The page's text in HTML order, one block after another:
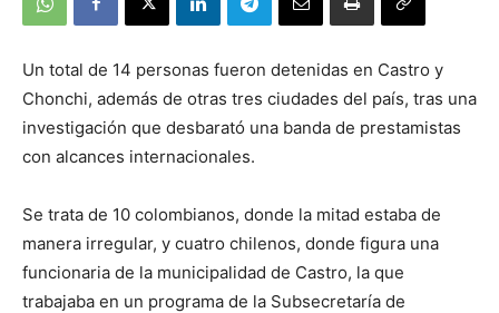
Un total de 14 personas fueron detenidas en Castro y
Chonchi, además de otras tres ciudades del país, tras una
investigación que desbarató una banda de prestamistas
con alcances internacionales.
Se trata de 10 colombianos, donde la mitad estaba de
manera irregular, y cuatro chilenos, donde figura una
funcionaria de la municipalidad de Castro, la que
trabajaba en un programa de la Subsecretaría de